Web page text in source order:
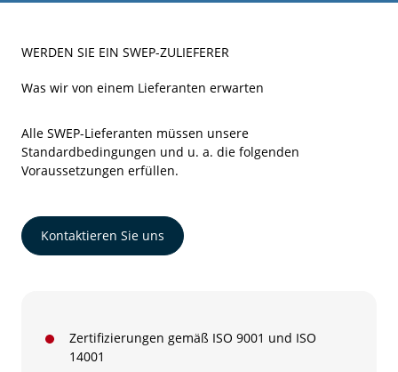
WERDEN SIE EIN SWEP-ZULIEFERER
Was wir von einem Lieferanten erwarten
Alle SWEP-Lieferanten müssen unsere
Standardbedingungen und u. a. die folgenden
Voraussetzungen erfüllen.
Kontaktieren Sie uns
Zertifizierungen gemäß ISO 9001 und ISO
14001